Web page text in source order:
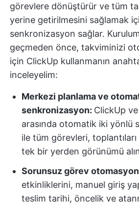
görevlere dönüştürür ve tüm
yerine getirilmesini sağlamak
senkronizasyon sağlar.
geçmeden önce, takviminizi
için ClickUp kullanmanın
inceleyelim:
Merkezi planlama ve
senkronizasyon: ClickUp
arasında otomatik iki yönlü
ile tüm görevleri,
tek bir yerden görünümü
Sorunsuz görev
etkinliklerini, manuel giriş
teslim tarihi, öncelik ve